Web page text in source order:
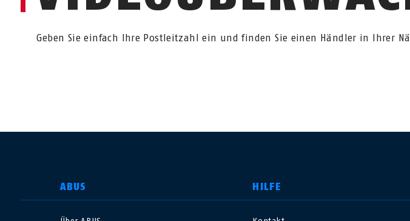
Geben Sie einfach Ihre Postleitzahl ein und finden Sie einen Händler in Ihrer
ABUS HILFE
LAND AUSWÄHLEN